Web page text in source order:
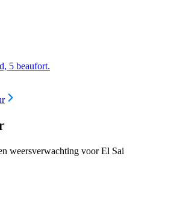
5 beaufort.
weersverwachting voor El Sai